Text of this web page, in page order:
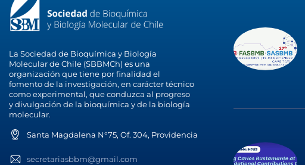
La Sociedad de Bioquímica y Biología
Molecular de Chile (SBBMCh) es una
organización que tiene por finalidad el
fomento de la investigación, en carácter técnico
como experimental, que conduzca al progreso
y divulgación de la bioquímica y de la biología
molecular.
Santa Magdalena N°75, Of. 304, Providencia
secretariasbbm@gmail.com